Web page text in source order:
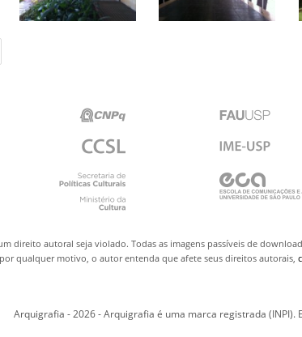
direito autoral seja violado. Todas as imagens passíveis de
qualquer motivo, o autor entenda que afete seus direitos autorais,
Arquigrafia - 2026 - Arquigrafia é uma marca registrada (INPI).